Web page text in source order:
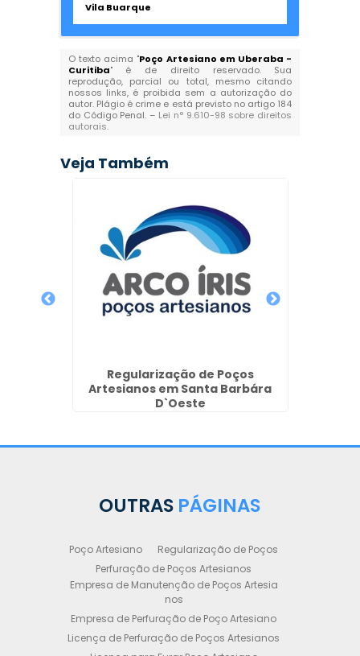
Vila Buarque
O texto acima "Poço Artesiano em Uberaba -
Curitiba" é de direito reservado. Sua
reprodução, parcial ou total, mesmo citando
nossos links, é proibida sem a autorização do
autor. Plágio é crime e está previsto no artigo 184
do Código Penal. – Lei n° 9.610-98 sobre direitos
autorais.
Veja Também
Regularização de Poços
Artesianos em Santa Barbára
D`Oeste
OUTRAS PÁGINAS
Poço Artesiano
Regularização de Poços
Perfuração de Poços Artesianos
Empresa de Manutenção de Poços Artesia
nos
Empresa de Perfuração de Poço Artesiano
Licença de Perfuração de Poços Artesianos